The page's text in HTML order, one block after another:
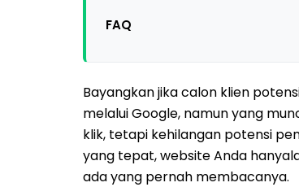
FAQ
Bayangkan jika calon klien
melalui Google, namun yang
klik, tetapi kehilangan potensi
yang tepat, website Anda
ada yang pernah membacanya.